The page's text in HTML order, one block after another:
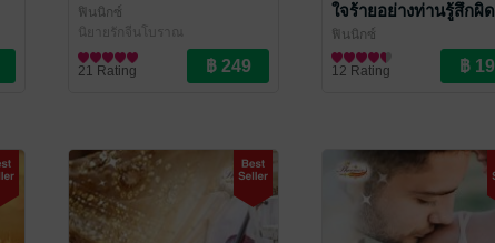
ฟินนิกซ์
นิยายรักจีนโบราณ
21 Rating
ใจร้ายอย่างท่านรู้สึกผิด
หรือไม่
ฟินนิกซ์
นิยายรักจีนโบราณ
12 Rating